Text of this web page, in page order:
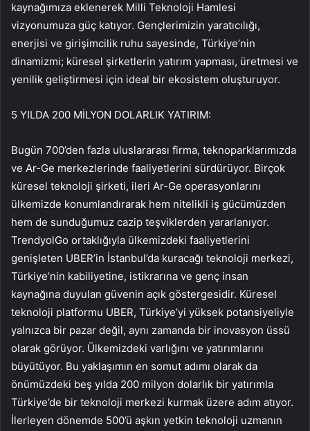
kaynağımıza eklenerek Milli Teknoloji Hamlesi
vizyonumuza güç katıyor. Gençlerimizin yaratıcılığı,
enerjisi ve girişimcilik ruhu sayesinde, Türkiye’nin
dinamizmi; küresel şirketlerin yatırım yapması, üretmesi ve
yenilik geliştirmesi için ideal bir ekosistem oluşturuyor.
5 YILDA 200 MİLYON DOLARLIK YATIRIM:
Bugün 700’den fazla uluslararası firma, teknoparklarımızda
ve Ar-Ge merkezlerinde faaliyetlerini sürdürüyor. Birçok
küresel teknoloji şirketi, ileri Ar-Ge operasyonlarını
ülkemizde konumlandırarak hem nitelikli iş gücümüzden
hem de sunduğumuz cazip teşviklerden yararlanıyor.
TrendyolGo ortaklığıyla ülkemizdeki faaliyetlerini
genişleten UBER’in İstanbul’da kuracağı teknoloji merkezi,
Türkiye’nin kabiliyetine, istikrarına ve genç insan
kaynağına duyulan güvenin açık göstergesidir. Küresel
teknoloji platformu UBER, Türkiye’yi yüksek potansiyeliyle
yalnızca bir pazar değil, aynı zamanda bir inovasyon üssü
olarak görüyor. Ülkemizdeki varlığını ve yatırımlarını
büyütüyor. Bu yaklaşımın en somut adımı olarak da
önümüzdeki beş yılda 200 milyon dolarlık bir yatırımla
Türkiye’de bir teknoloji merkezi kurmak üzere adım atıyor.
İlerleyen dönemde 500’ü aşkın yetkin teknoloji uzmanın